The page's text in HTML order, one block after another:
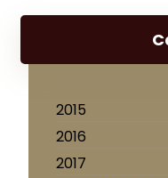
2015
2016
2017